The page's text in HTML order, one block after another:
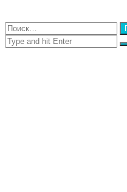
Close
Найти:
Close